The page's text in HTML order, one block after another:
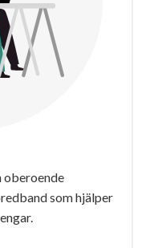
oberoende
som hjälper